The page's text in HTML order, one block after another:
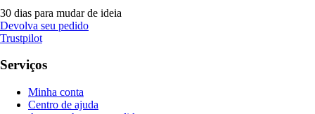
30 dias para mudar de ideia
Devolva seu pedido
Trustpilot
Serviços
Minha conta
Centro de ajuda